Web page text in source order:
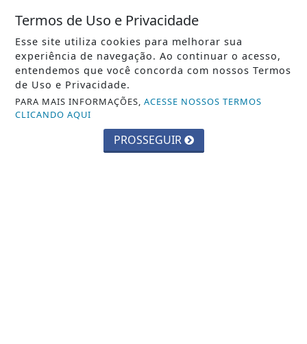
EDUCAÇÃO
ESPORTE
GERAL
GOSPEL
MEIO AMBIENTE
Termos de Uso e Privacidade
Esse site utiliza cookies para melhorar sua
experiência de navegação. Ao continuar o acesso,
entendemos que você concorda com nossos Termos
de Uso e Privacidade.
PARA MAIS INFORMAÇÕES,ACESSE NOSSOS TERMOS
CLICANDO AQUI
PROSSEGUIR